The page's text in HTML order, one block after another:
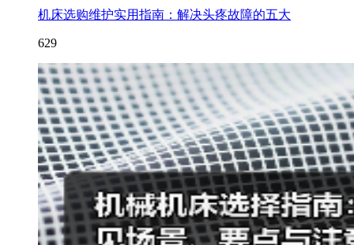
机床选购维护实用指南：解决头疼故障的五大
629